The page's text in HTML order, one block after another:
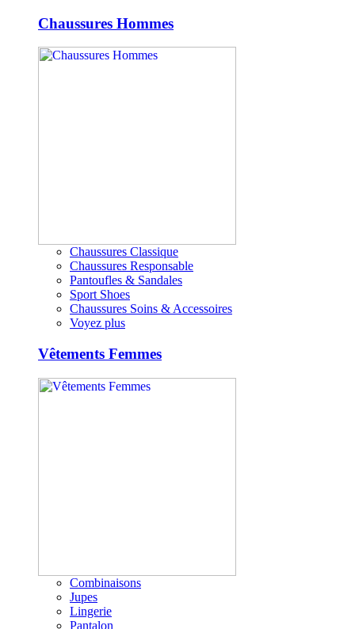
Chaussures Hommes
Chaussures Classique
Chaussures Responsable
Pantoufles & Sandales
Sport Shoes
Chaussures Soins & Accessoires
Voyez plus
Vêtements Femmes
Combinaisons
Jupes
Lingerie
Pantalon